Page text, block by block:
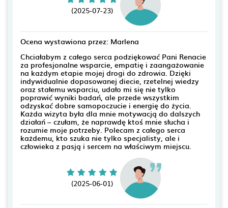
(2025-07-23)
Ocena wystawiona przez: Marlena
Chciałabym z całego serca podziękować Pani Renacie
za profesjonalne wsparcie, empatię i zaangażowanie
na każdym etapie mojej drogi do zdrowia. Dzięki
indywidualnie dopasowanej diecie, rzetelnej wiedzy
oraz stałemu wsparciu, udało mi się nie tylko
poprawić wyniki badań, ale przede wszystkim
odzyskać dobre samopoczucie i energię do życia.
Każda wizyta była dla mnie motywacją do dalszych
działań – czułam, że naprawdę ktoś mnie słucha i
rozumie moje potrzeby. Polecam z całego serca
każdemu, kto szuka nie tylko specjalisty, ale i
człowieka z pasją i sercem na właściwym miejscu.
(2025-06-01)